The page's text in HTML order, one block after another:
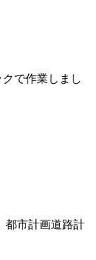
で作業しまし
都市計画道路計